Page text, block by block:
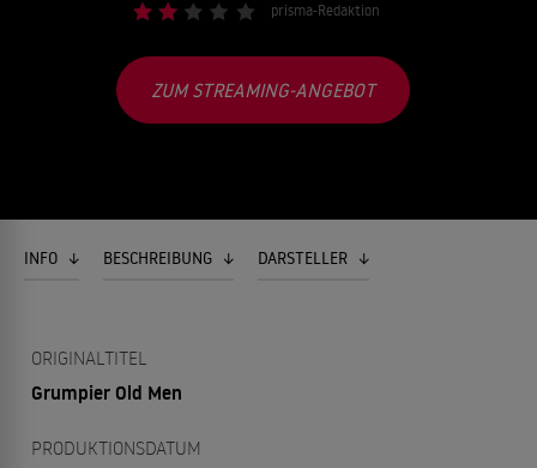
prisma-Redaktion
ZUM STREAMING-ANGEBOT
INFO BESCHREIBUNG DARSTELLER
ORIGINALTITEL
Grumpier Old Men
PRODUKTIONSDATUM